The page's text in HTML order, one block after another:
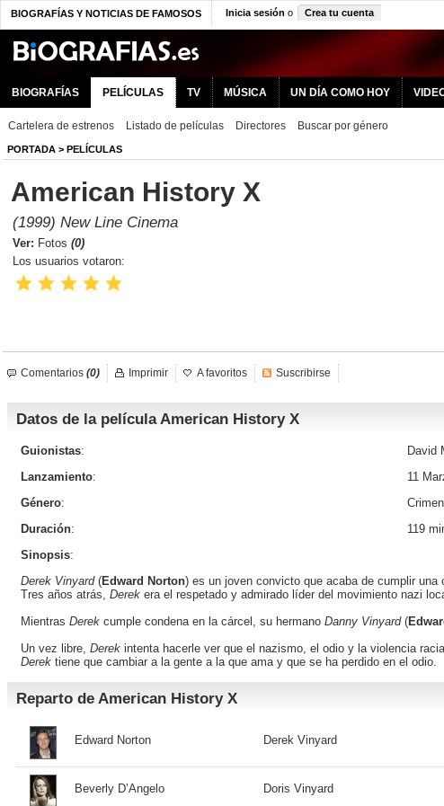
BIOGRAFÍAS Y NOTICIAS DE FAMOSOS Inicia sesión o Crea tu cuenta
BIOGRAFÍAS PELÍCULAS TV MÚSICA UN DÍA COMO HOY
Cartelera de estrenos Listado de películas Directores Buscar por género
PORTADA > PELÍCULAS
American History X
(1999) New Line Cinema
Ver: Fotos (0)
Los usuarios votaron:
Comentarios (0) Imprimir A favoritos Suscribirse
Datos de la película American History X
Guionistas:
David
Lanzamiento:
11
Género: Crimen
Duración:
119
Sinopsis:
Derek Vinyard(Edward Norton) es un joven convicto que acaba de cumplir
Tres años atrás, Derek era el respetado y admirado líder del movimiento nazi
Mientras Derek cumple condena en la cárcel, su hermano Danny Vinyard(
Un vez libre, Derek intenta hacerle ver que el nazismo, el odio y la violencia
Derek tiene que cambiar a la gente a la que ama y que se ha perdido en el odio.
Reparto de American History X
Edward Norton Derek Vinyard
Beverly D’Angelo Doris Vinyard